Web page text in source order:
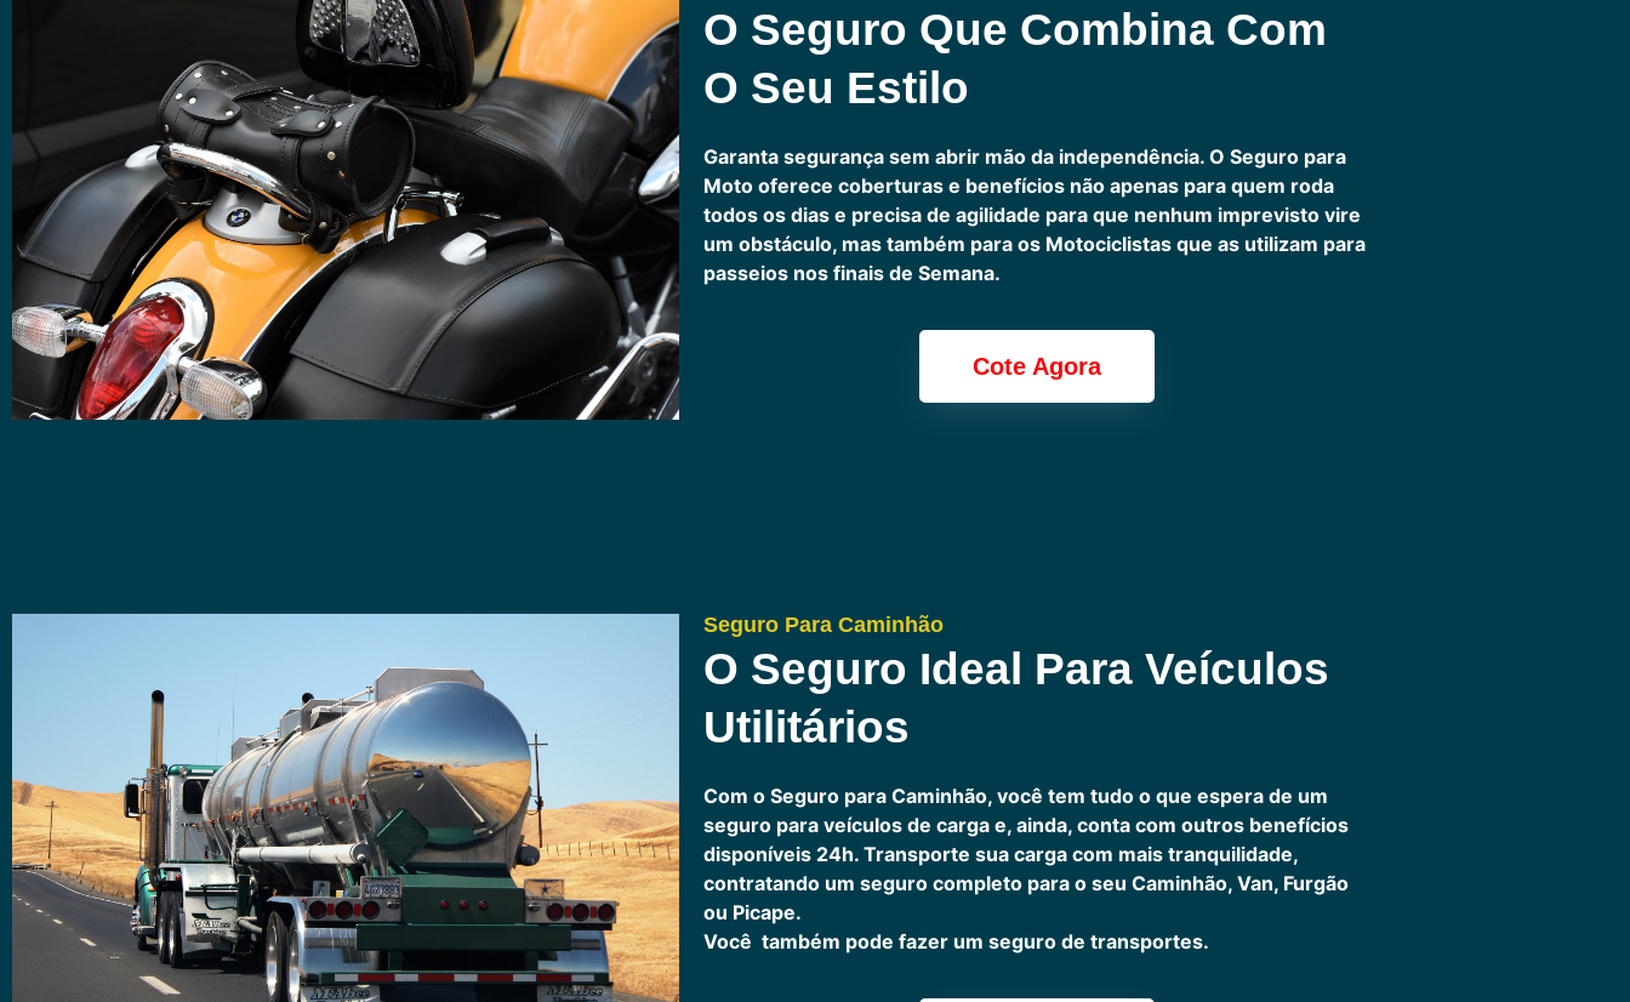
O Seguro Que Combina Com
O Seu Estilo
Garanta segurança sem abrir mão da independência. O Seguro para
Moto oferece coberturas e benefícios não apenas para quem roda
todos os dias e precisa de agilidade para que nenhum imprevisto vire
um obstáculo, mas também para os Motociclistas que as utilizam para
passeios nos finais de Semana.
Cote Agora
Seguro Para Caminhão
O Seguro Ideal Para Veículos
Utilitários
Com o Seguro para Caminhão, você tem tudo o que espera de um
seguro para veículos de carga e, ainda, conta com outros benefícios
disponíveis 24h. Transporte sua carga com mais tranquilidade,
contratando um seguro completo para o seu Caminhão, Van, Furgão
ou Picape.
Você também pode fazer um seguro de transportes.